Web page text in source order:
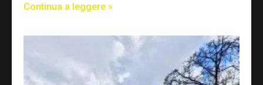
Continua a leggere »